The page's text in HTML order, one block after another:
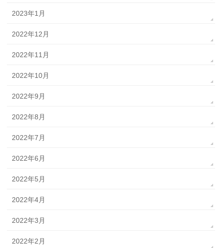
2023年1月
2022年12月
2022年11月
2022年10月
2022年9月
2022年8月
2022年7月
2022年6月
2022年5月
2022年4月
2022年3月
2022年2月